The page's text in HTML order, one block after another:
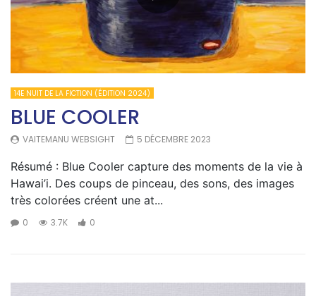
14E NUIT DE LA FICTION (ÉDITION 2024)
BLUE COOLER
VAITEMANU WEBSIGHT 5 DÉCEMBRE 2023
Résumé : Blue Cooler capture des moments de la vie à
Hawai’i. Des coups de pinceau, des sons, des images
très colorées créent une at...
0 3.7K 0